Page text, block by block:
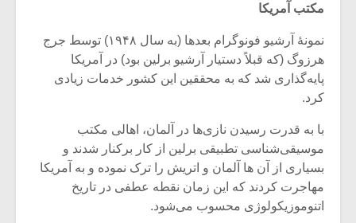
مکتب آمریکا
نمونۀ آرشیو فونوگرام بعدها (به سال ۱۹۴۸) توسط جرج
هرزوگ (که قبلاً دستیار آرشیو برلین بود) در آمریکا
پایه‌گذاری شد که به محققین این کشور خدمات زیادی
کرد.
با به قدرت رسیدن نازی‌ها در آلمان، اهالی مکتب
موسیقی‌شناسی تطبیقی برلین از کار برکنار شدند و
بسیاری از آن ها آلمان و اتریش را ترک نموده و به آمریکا
مهاجرت کردند که این زمان نقطه عطفی در تاریخ
اتنوموزیکولوژی محسوب می‌شود.